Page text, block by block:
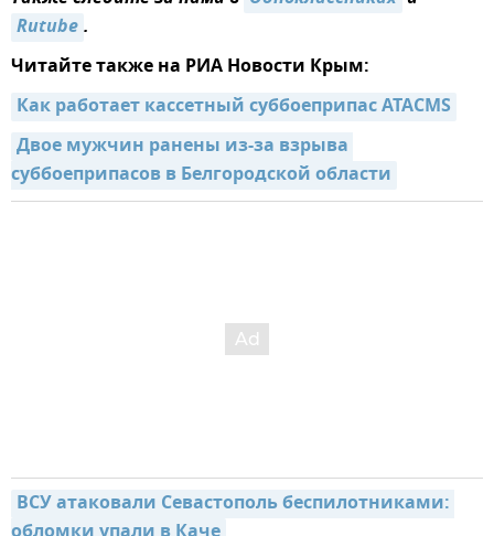
Rutube.
Читайте также на РИА Новости Крым:
Как работает кассетный суббоеприпас ATACMS
Двое мужчин ранены из-за взрыва
суббоеприпасов в Белгородской области
ВСУ атаковали Севастополь беспилотниками: